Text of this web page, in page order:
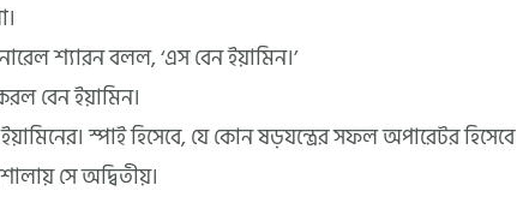
শ্যারন বলল, ‘এস বেন ইয়ামিন।’
বেন ইয়ামিন।
স্পাই হিসেবে, যে কোন ষড়যন্ত্রের সফল অপারেটর হিসেবে
সে অদ্বিতীয়।